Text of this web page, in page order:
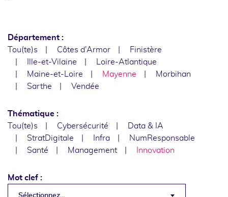
Département :
Tou(te)s
Côtes d'Armor
Finistère
Ille-et-Vilaine
Loire-Atlantique
Maine-et-Loire
Mayenne
Morbihan
Sarthe
Vendée
Thématique :
Tou(te)s
Cybersécurité
Data & IA
StratDigitale
Infra
NumResponsable
Santé
Management Innovation
Mot clef :
Sélectionnez...